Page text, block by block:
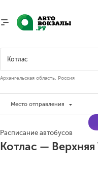
Архангельская область, Россия
Место отправления
Расписание автобусов
Котлас —